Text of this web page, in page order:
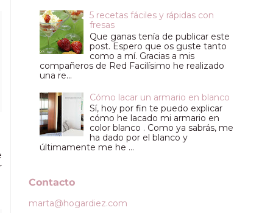
5 recetas fáciles y rápidas con
fresas
Que ganas tenía de publicar este
post. Espero que os guste tanto
como a mí. Gracias a mis
compañeros de Red Facilísimo he realizado
una re...
Cómo lacar un armario en blanco
Sí, hoy por fin te puedo explicar
cómo he lacado mi armario en
color blanco . Como ya sabrás, me
ha dado por el blanco y
últimamente me he ...
Contacto
marta@hogardiez.com